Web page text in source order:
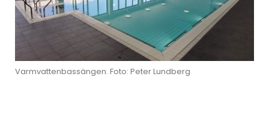
Varmvattenbassängen. Foto: Peter Lundberg